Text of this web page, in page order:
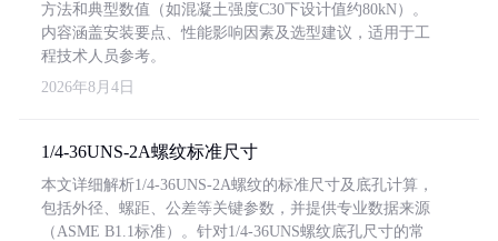
方法和典型数值（如混凝土强度C30下设计值约80kN）。
内容涵盖安装要点、性能影响因素及选型建议，适用于工
程技术人员参考。
2026年8月4日
1/4-36UNS-2A螺纹标准尺寸
本文详细解析1/4-36UNS-2A螺纹的标准尺寸及底孔计算，
包括外径、螺距、公差等关键参数，并提供专业数据来源
（ASME B1.1标准）。针对1/4-36UNS螺纹底孔尺寸的常